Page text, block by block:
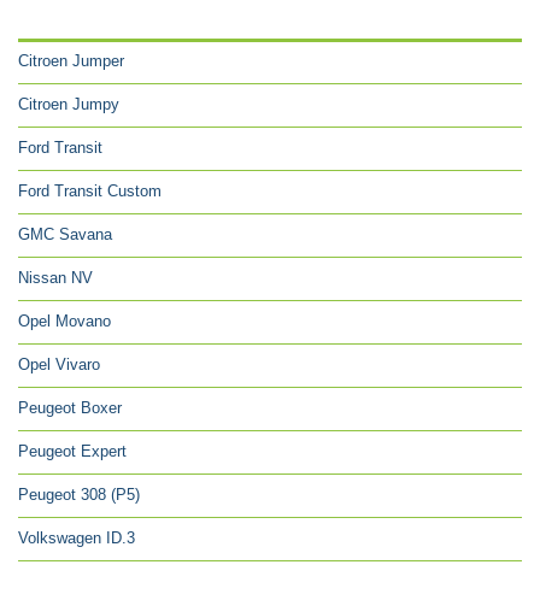
Citroen Jumper
Citroen Jumpy
Ford Transit
Ford Transit Custom
GMC Savana
Nissan NV
Opel Movano
Opel Vivaro
Peugeot Boxer
Peugeot Expert
Peugeot 308 (P5)
Volkswagen ID.3